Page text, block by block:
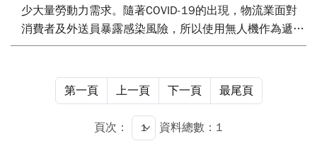
少大量勞動力需求。隨著COVID-19的出現，物流業面對
消費者及外送員暴露感染風險，所以使用無人機作為遞送
的服務研究已日趨重要，但無人機在取放貨物接觸時有較
文將透過文獻整理，完成一非接觸運送模式特色配送模式
的分析整理，同時以一實際應用案例說明無人機與起降落
平台的協作方式，探討三度空間物流基礎研究，逐步建構
第一頁 上一頁 下一頁 最尾頁
頁次： 資料總數：1